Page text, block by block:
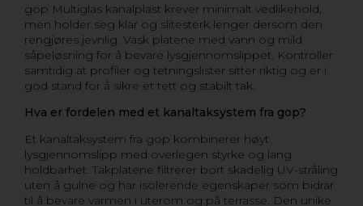
gop Multiglas kanalplast krever minimalt vedlikehold,
men holder seg klar og slitesterk lenger dersom den
rengjøres jevnlig. Vask platene med vann og mild
såpeløsning for å bevare lysgjennomslippet. Kontroller
samtidig at profiler og tetningslister sitter riktig og er i
god stand for å sikre et tett og stabilt tak.
Hva er fordelen med et kanaltaksystem fra gop?
Et kanaltaksystem fra gop kombinerer høyt
lysgjennomslipp med overlegen styrke og lang
holdbarhet. Takplatene filtrerer bort skadelig UV-stråling
uten å gulne og har isolerende egenskaper som bidrar
til å bevare varmen i uterom og på terrasse. Den unike